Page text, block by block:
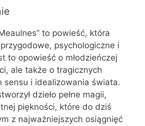
to powieść, która
psychologiczne i
to opowieść o młodzieńczej
ale także o tragicznych
sensu i idealizowania świata.
dzieło pełne magii,
piękności, które do dziś
z najważniejszych osiągnięć